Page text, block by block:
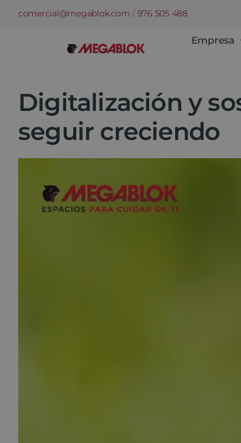
Saltarcomercial@megablok.com / 976 505 488
Empresa
Digitalización y
seguir creciendo
imagen